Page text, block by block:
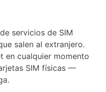
servicios de SIM
salen al extranjero.
en cualquier momento
SIM físicas —